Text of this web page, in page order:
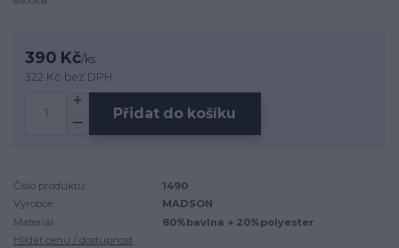
390 Kč/ks
322 Kč bez DPH
Přidat do košíku
Číslo produktu:
1490
Výrobce:
MADSON
Materiál:
80%bavlna + 20%polyester
Hlídat cenu / dostupnost